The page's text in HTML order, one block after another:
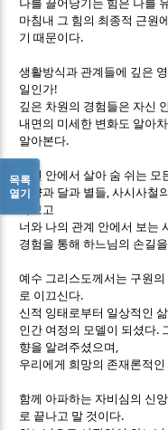
나를 끌어당기는 힘은 나를
마침내 그 힘의 최종적 근원
기 때문이다.
생활방식과 관계들에 깊은
일인가!
깊은 차원의 경험들은 자신
내면의 미세한 변화도 알아
알아본다.
자연 안에서 살아 숨 쉬는 모
태양과 달과 별들,사시사철
아보고
너와 나의 관계 안에서 보는
경험을 통해 하느님의 손길
예수 그리스도께서는 구원
로 이끄신다.
신적 잉태로부터 일상적인 삶
인간 여정의 모델이 되셨다.
향을 알려주셨으며 ,
우리에게 희망의 존재론적
함께 아파하는 자비심의 신
로 끝나고 말 것이다.
목록
열기